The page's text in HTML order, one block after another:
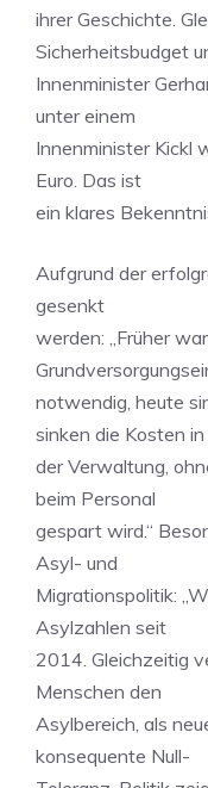
ihrer Geschichte.
Sicherheitsbudget
Innenminister
unter einem
Innenminister Kickl
Euro. Das ist
ein klares
Aufgrund der
gesenkt
werden: „Früher
notwendig, heute
sinken die Kosten in
der Verwaltung,
beim Personal
gespart wird.“
Asyl- und
Migrationspolitik:
Asylzahlen seit
2014. Gleichzeitig
Menschen den
Asylbereich, als
konsequente Null-